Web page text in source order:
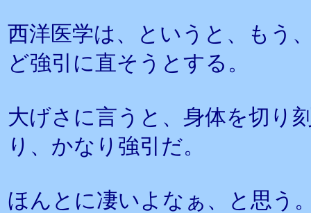
西洋医学は、というと、もう
ど強引に直そうとする。
大げさに言うと、身体を切り
り、かなり強引だ。
ほんとに凄いよなぁ、と思う